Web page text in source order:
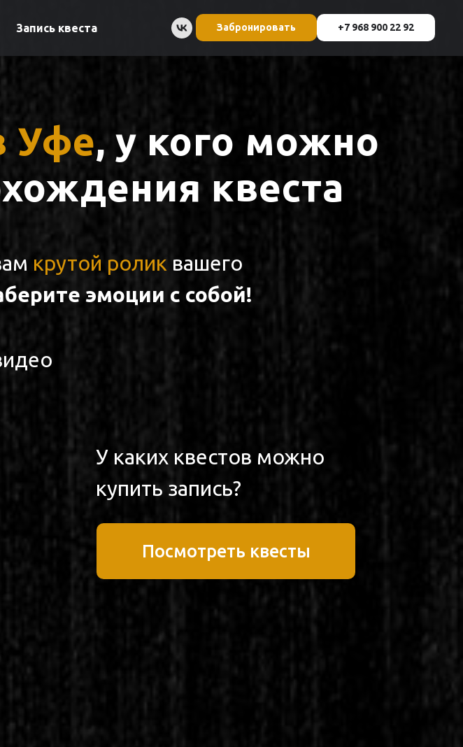
Запись квеста Забронировать +7 968 900 22 92
Уфе, у кого можно
квеста
У каких квестов можно
купить запись?
Посмотреть квесты
крутой ролик вашего
эмоции с собой!